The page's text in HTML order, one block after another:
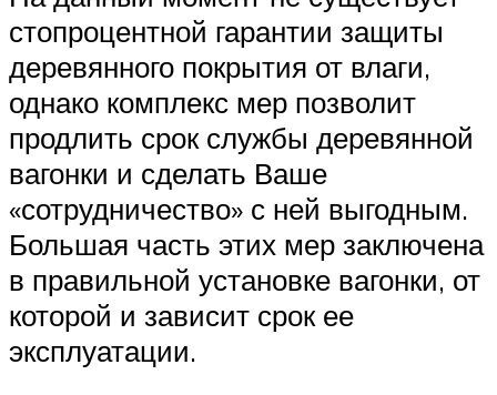
стопроцентной гарантии защиты
деревянного покрытия от влаги,
однако комплекс мер позволит
продлить срок службы деревянной
вагонки и сделать Ваше
«сотрудничество» с ней выгодным.
Большая часть этих мер заключена
в правильной установке вагонки, от
которой и зависит срок ее
эксплуатации.